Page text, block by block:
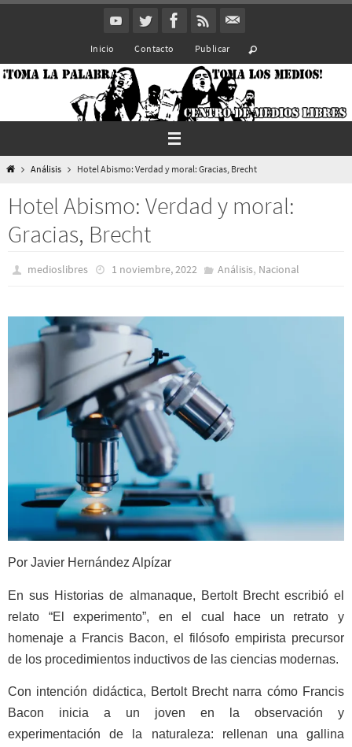
Inicio Contacto Publicar
InicioAnálisis Hotel Abismo: Verdad y moral: Gracias, Brecht
Hotel Abismo: Verdad y moral:
Gracias, Brecht
medioslibres 1 noviembre, 2022 Análisis, Nacional
Por Javier Hernández Alpízar
En sus Historias de almanaque, Bertolt Brecht escribió el
relato “El experimento”, en el cual hace un retrato y
homenaje a Francis Bacon, el filósofo empirista precursor
de los procedimientos inductivos de las ciencias modernas.
Con intención didáctica, Bertolt Brecht narra cómo Francis
Bacon inicia a un joven en la observación y
experimentación de la naturaleza: rellenan una gallina